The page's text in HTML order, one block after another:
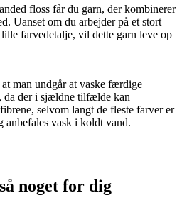
floss får du garn, der kombinerer
Uanset om du arbejder på et stort
farvedetalje, vil dette garn leve op
man undgår at vaske færdige
da der i sjældne tilfælde kan
selvom langt de fleste farver er
vask i koldt vand.
noget for dig